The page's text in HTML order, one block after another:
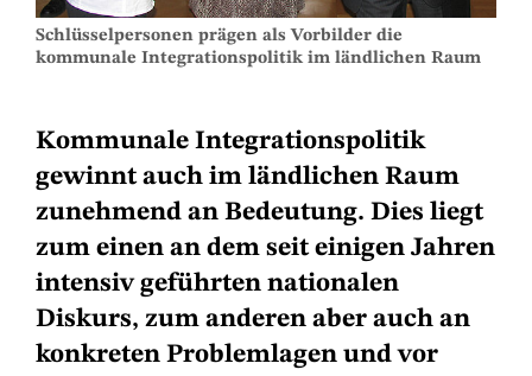
Schlüsselpersonen prägen als Vorbilder die
kommunale Integrationspolitik im ländlichen Raum
Kommunale Integrationspolitik
gewinnt auch im ländlichen Raum
zunehmend an Bedeutung. Dies liegt
zum einen an dem seit einigen Jahren
intensiv geführten nationalen
Diskurs, zum anderen aber auch an
konkreten Problemlagen und vor